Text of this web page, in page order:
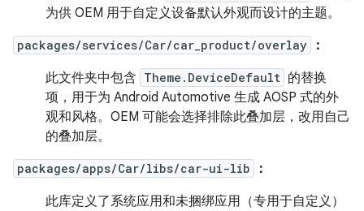
为供 OEM 用于自定义设备默认外观而设计的主题。
packages/services/Car/car_product/overlay
：
此文件夹中包含 Theme.DeviceDefault 的替换
项，用于为 Android Automotive 生成 AOSP 式的外
观和风格。OEM 可能会选择排除此叠加层，改用自己
的叠加层。
packages/apps/Car/libs/car-ui-lib
：
此库定义了系统应用和未捆绑应用（专用于自定义）